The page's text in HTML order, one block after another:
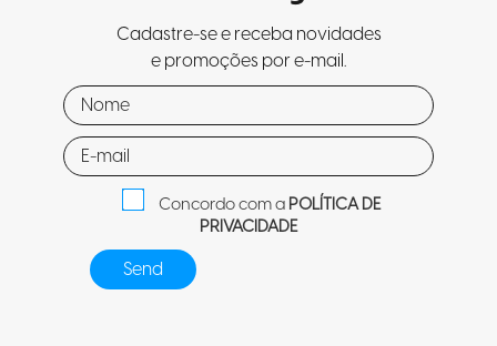
Cadastre-se e receba novidades
e promoções por e-mail.
Concordo com aPOLÍTICA DE
PRIVACIDADE